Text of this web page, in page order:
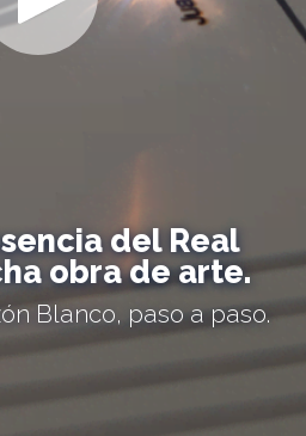
del Real
obra de arte.
Blanco, paso a paso.